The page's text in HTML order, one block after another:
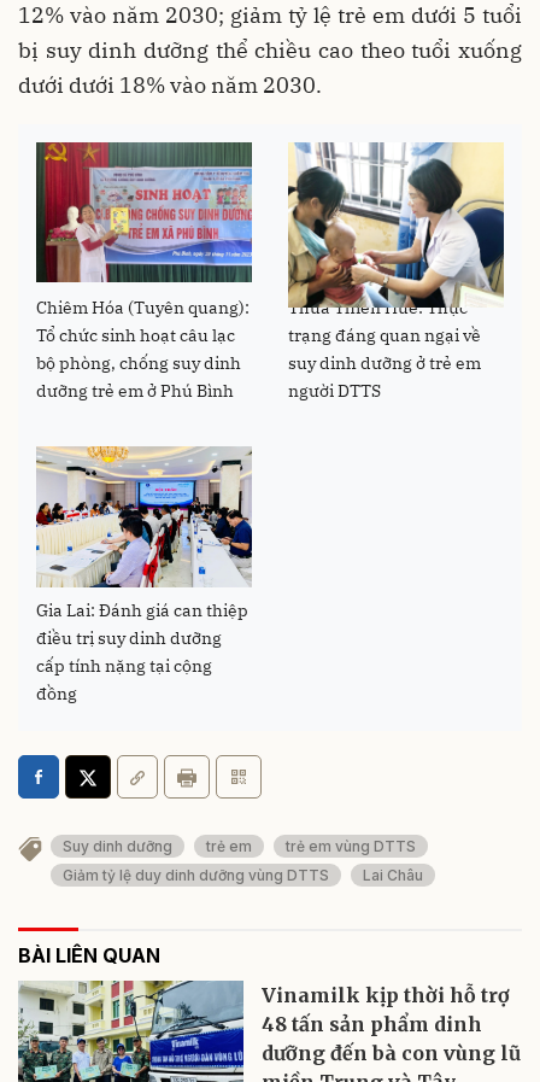
12% vào năm 2030; giảm tỷ lệ trẻ em dưới 5 tuổi
bị suy dinh dưỡng thể chiều cao theo tuổi xuống
dưới dưới 18% vào năm 2030.
Chiêm Hóa (Tuyên quang):
Tổ chức sinh hoạt câu lạc
bộ phòng, chống suy dinh
dưỡng trẻ em ở Phú Bình
Thừa Thiên Huế: Thực
trạng đáng quan ngại về
suy dinh dưỡng ở trẻ em
người DTTS
Gia Lai: Đánh giá can thiệp
điều trị suy dinh dưỡng
cấp tính nặng tại cộng
đồng
Suy dinh dưỡng trẻ em
trẻ em vùng DTTS
Giảm tỷ lệ duy dinh dưỡng vùng DTTS
Lai Châu
BÀI LIÊN QUAN
Vinamilk kịp thời hỗ trợ
48 tấn sản phẩm dinh
dưỡng đến bà con vùng lũ